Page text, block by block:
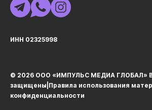
ИНН 02325998
© 2026 ООО «ИМПУЛЬС МЕДИА ГЛОБАЛ»
защищеныㅤ|ㅤ Правила использования
конфиденциальности